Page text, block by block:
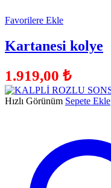
Favorilere Ekle
Kartanesi kolye
1.919,00 ₺
Hızlı Görünüm Sepete Ekle